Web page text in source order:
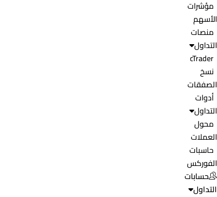
مؤشرات
الأسهم
منصات
التداول
cTrader
نسخ
الصفقات
أدوات
التداول
محول
العملات
حاسبات
الفوركس
حسابات
التداول